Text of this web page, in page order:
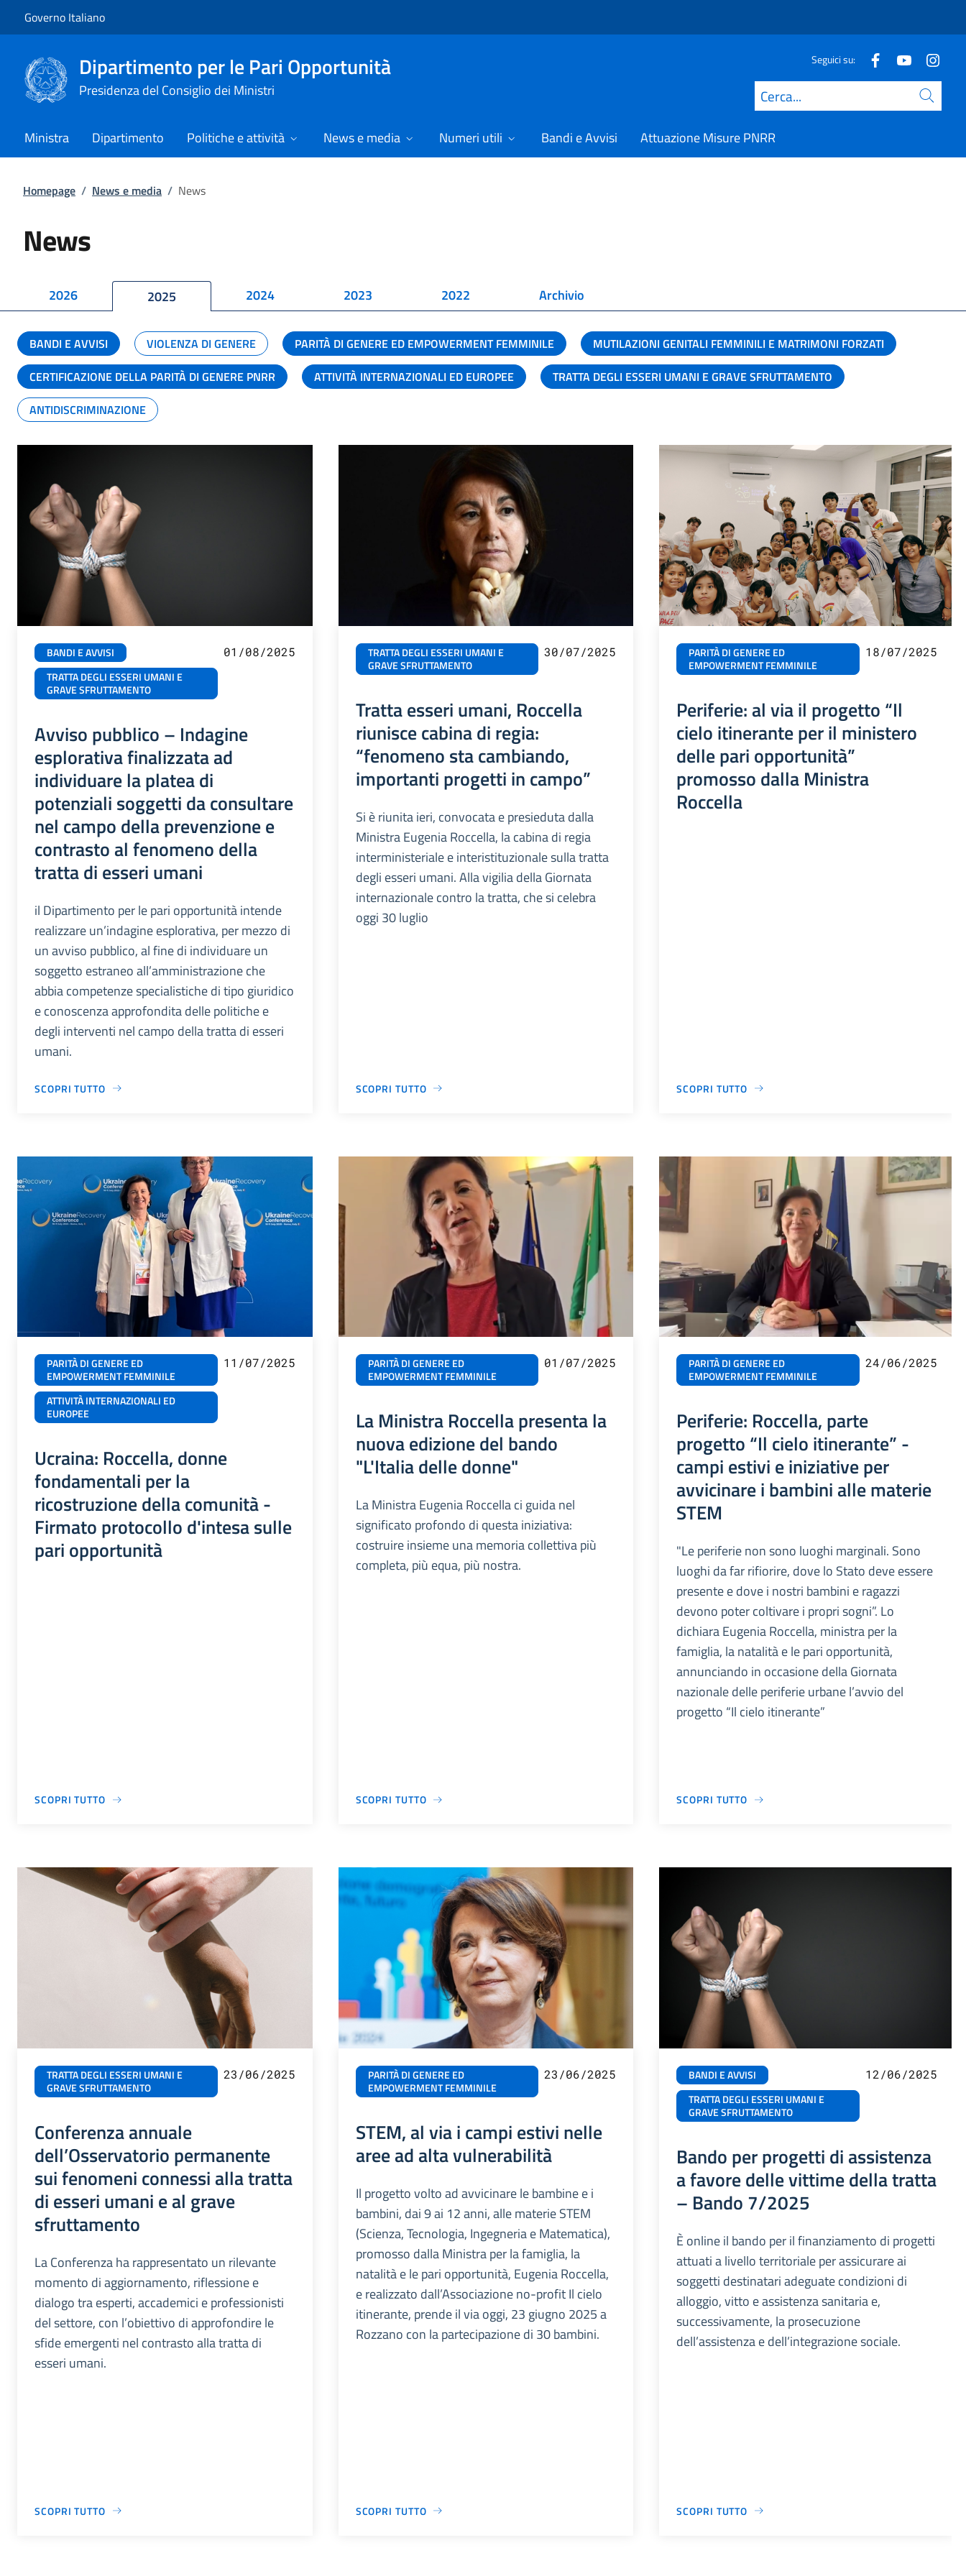
Governo Italiano
Dipartimento per le Pari Opportunità
Presidenza del Consiglio dei Ministri
Seguici su:
Cerca
Ministra Dipartimento Politiche e attività News e media Numeri utili Bandi e Avvisi Attuazione Misure PNRR
Homepage / News e media / News
News
2026 2025 2024 2023 2022 Archivio
BANDI E AVVISI VIOLENZA DI GENERE PARITÀ DI GENERE ED EMPOWERMENT FEMMINILE
MUTILAZIONI GENITALI FEMMINILI E MATRIMONI FORZATI
CERTIFICAZIONE DELLA PARITÀ DI GENERE PNRR
ATTIVITÀ INTERNAZIONALI ED EUROPEE
TRATTA DEGLI ESSERI UMANI E GRAVE SFRUTTAMENTO
ANTIDISCRIMINAZIONE
BANDI E AVVISI
TRATTA DEGLI ESSERI UMANI E
GRAVE SFRUTTAMENTO
01/08/2025
Avviso pubblico – Indagine
esplorativa finalizzata ad
individuare la platea di
potenziali soggetti da consultare
nel campo della prevenzione e
contrasto al fenomeno della
tratta di esseri umani
il Dipartimento per le pari opportunità intende
realizzare un’indagine esplorativa, per mezzo di
un avviso pubblico, al fine di individuare un
soggetto estraneo all’amministrazione che
abbia competenze specialistiche di tipo giuridico
e conoscenza approfondita delle politiche e
degli interventi nel campo della tratta di esseri
umani.
SCOPRI TUTTO
TRATTA DEGLI ESSERI UMANI E
GRAVE SFRUTTAMENTO
30/07/2025
Tratta esseri umani, Roccella
riunisce cabina di regia:
“fenomeno sta cambiando,
importanti progetti in campo”
Si è riunita ieri, convocata e presieduta dalla
Ministra Eugenia Roccella, la cabina di regia
interministeriale e interistituzionale sulla tratta
degli esseri umani. Alla vigilia della Giornata
internazionale contro la tratta, che si celebra
oggi 30 luglio
SCOPRI TUTTO
PARITÀ DI GENERE ED
EMPOWERMENT FEMMINILE
18/07/2025
Periferie: al via il progetto “Il
cielo itinerante per il ministero
delle pari opportunità”
promosso dalla Ministra
Roccella
SCOPRI TUTTO
PARITÀ DI GENERE ED
EMPOWERMENT FEMMINILE
ATTIVITÀ INTERNAZIONALI ED
EUROPEE
11/07/2025
Ucraina: Roccella, donne
fondamentali per la
ricostruzione della comunità -
Firmato protocollo d'intesa sulle
pari opportunità
SCOPRI TUTTO
PARITÀ DI GENERE ED
EMPOWERMENT FEMMINILE
01/07/2025
La Ministra Roccella presenta la
nuova edizione del bando
"L'Italia delle donne"
La Ministra Eugenia Roccella ci guida nel
significato profondo di questa iniziativa:
costruire insieme una memoria collettiva più
completa, più equa, più nostra.
SCOPRI TUTTO
PARITÀ DI GENERE ED
EMPOWERMENT FEMMINILE
24/06/2025
Periferie: Roccella, parte
progetto “Il cielo itinerante” -
campi estivi e iniziative per
avvicinare i bambini alle materie
STEM
"Le periferie non sono luoghi marginali. Sono
luoghi da far rifiorire, dove lo Stato deve essere
presente e dove i nostri bambini e ragazzi
devono poter coltivare i propri sogni”. Lo
dichiara Eugenia Roccella, ministra per la
famiglia, la natalità e le pari opportunità,
annunciando in occasione della Giornata
nazionale delle periferie urbane l’avvio del
progetto “Il cielo itinerante”
SCOPRI TUTTO
TRATTA DEGLI ESSERI UMANI E
GRAVE SFRUTTAMENTO
23/06/2025
Conferenza annuale
dell’Osservatorio permanente
sui fenomeni connessi alla tratta
di esseri umani e al grave
sfruttamento
La Conferenza ha rappresentato un rilevante
momento di aggiornamento, riflessione e
dialogo tra esperti, accademici e professionisti
del settore, con l’obiettivo di approfondire le
sfide emergenti nel contrasto alla tratta di
esseri umani.
SCOPRI TUTTO
PARITÀ DI GENERE ED
EMPOWERMENT FEMMINILE
23/06/2025
STEM, al via i campi estivi nelle
aree ad alta vulnerabilità
Il progetto volto ad avvicinare le bambine e i
bambini, dai 9 ai 12 anni, alle materie STEM
(Scienza, Tecnologia, Ingegneria e Matematica),
promosso dalla Ministra per la famiglia, la
natalità e le pari opportunità, Eugenia Roccella,
e realizzato dall’Associazione no-profit Il cielo
itinerante, prende il via oggi, 23 giugno 2025 a
Rozzano con la partecipazione di 30 bambini.
SCOPRI TUTTO
BANDI E AVVISI
TRATTA DEGLI ESSERI UMANI E
GRAVE SFRUTTAMENTO
12/06/2025
Bando per progetti di assistenza
a favore delle vittime della tratta
– Bando 7/2025
È online il bando per il finanziamento di progetti
attuati a livello territoriale per assicurare ai
soggetti destinatari adeguate condizioni di
alloggio, vitto e assistenza sanitaria e,
successivamente, la prosecuzione
dell’assistenza e dell’integrazione sociale.
SCOPRI TUTTO